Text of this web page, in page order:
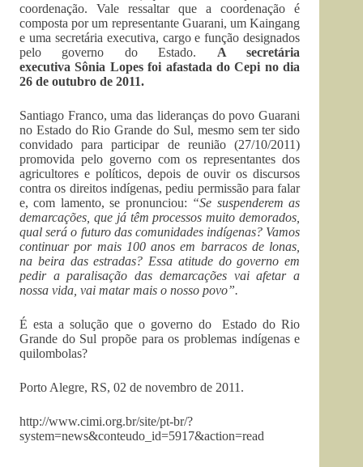
coordenação. Vale ressaltar que a coordenação é
composta por um representante Guarani, um Kaingang
e uma secretária executiva, cargo e função designados
pelo governo do Estado. A secretária
executiva Sônia Lopes foi afastada do Cepi no dia
26 de outubro de 2011.
Santiago Franco, uma das lideranças do povo Guarani
no Estado do Rio Grande do Sul, mesmo sem ter sido
convidado para participar de reunião (27/10/2011)
promovida pelo governo com os representantes dos
agricultores e políticos, depois de ouvir os discursos
contra os direitos indígenas, pediu permissão para falar
e, com lamento, se pronunciou: “Se suspenderem as
demarcações, que já têm processos muito demorados,
qual será o futuro das comunidades indígenas? Vamos
continuar por mais 100 anos em barracos de lonas,
na beira das estradas? Essa atitude do governo em
pedir a paralisação das demarcações vai afetar a
nossa vida, vai matar mais o nosso povo”.
É esta a solução que o governo do Estado do Rio
Grande do Sul propõe para os problemas indígenas e
quilombolas?
Porto Alegre, RS, 02 de novembro de 2011.
http://www.cimi.org.br/site/pt-br/?
system=news&conteudo_id=5917&action=read